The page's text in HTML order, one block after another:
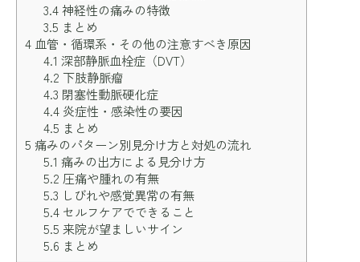
3.4神経性の痛みの特徴
3.5 まとめ
4 血管・循環系・その他の注意すべき原因
4.1 深部静脈血栓症（DVT）
4.2 下肢静脈瘤
4.3 閉塞性動脈硬化症
4.4炎症性・感染性の要因
4.5 まとめ
5 痛みのパターン別見分け方と対処の流れ
5.1 痛みの出方による見分け方
5.2 圧痛や腫れの有無
5.3 しびれや感覚異常の有無
5.4セルフケアでできること
5.5 来院が望ましいサイン
5.6 まとめ